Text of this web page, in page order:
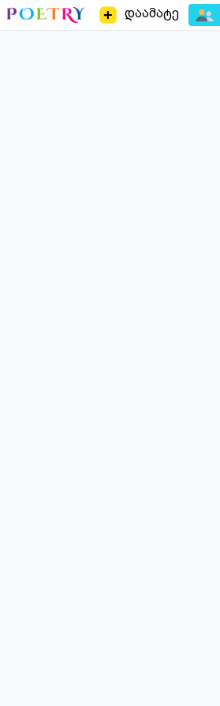
დაამატე